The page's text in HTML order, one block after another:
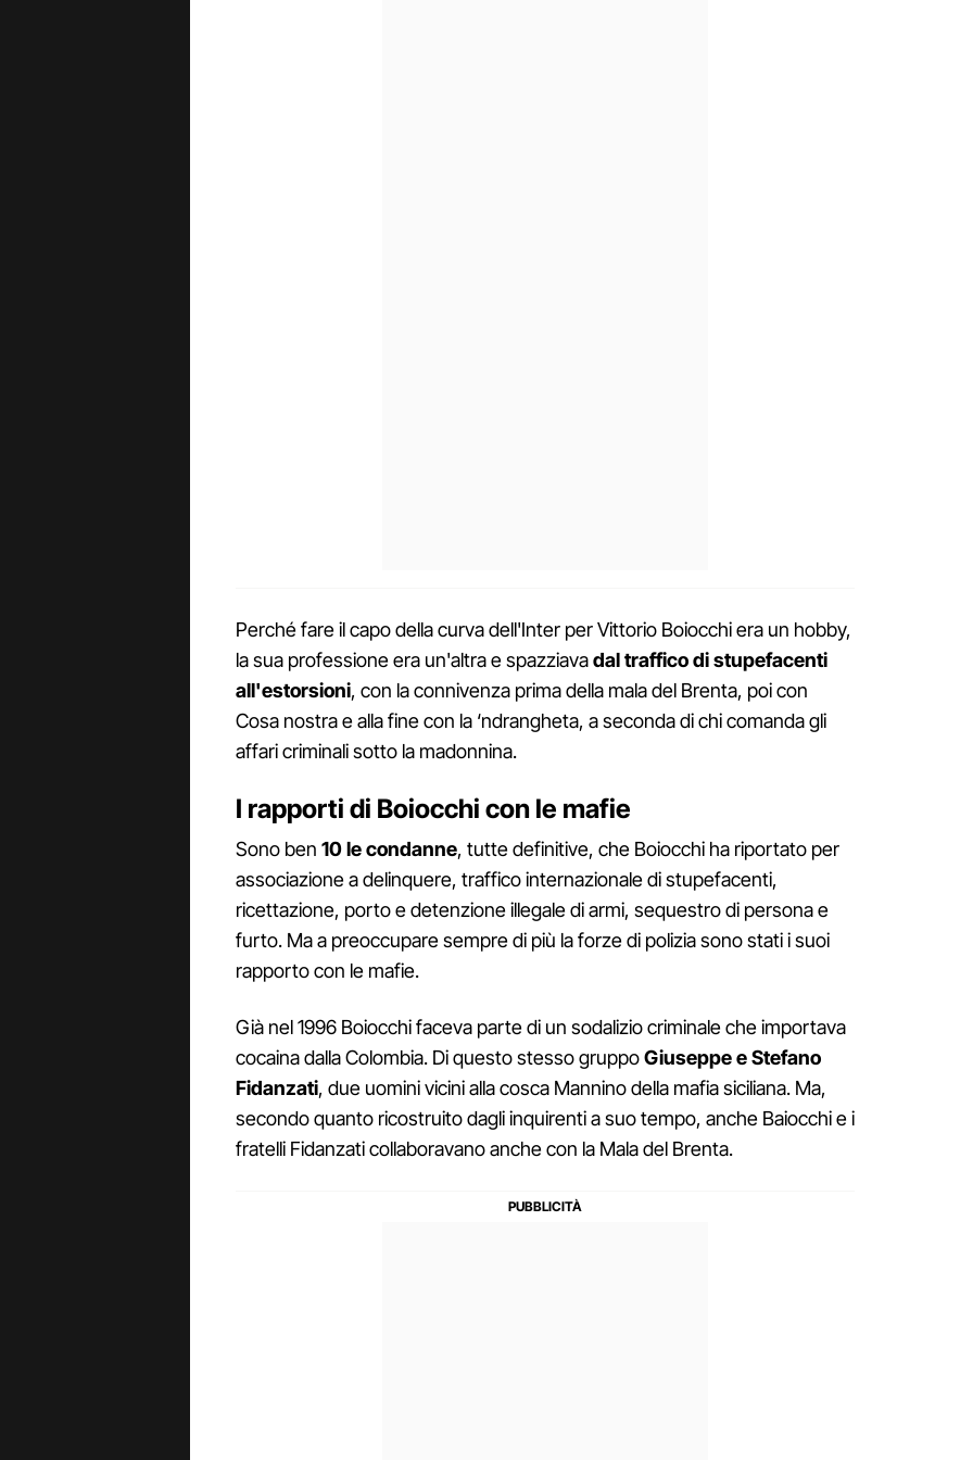
Perché fare il capo della curva dell'Inter per Vittorio Boiocchi era un hobby,
la sua professione era un'altra e spazziavadal traffico di stupefacenti
all'estorsioni, con la connivenza prima della mala del Brenta, poi con
Cosa nostra e alla fine con la ‘ndrangheta, a seconda di chi comanda gli
affari criminali sotto la madonnina.
I rapporti di Boiocchi con le mafie
Sono ben 10 le condanne, tutte definitive, che Boiocchi ha riportato per
associazione a delinquere, traffico internazionale di stupefacenti,
ricettazione, porto e detenzione illegale di armi, sequestro di persona e
furto. Ma a preoccupare sempre di più la forze di polizia sono stati i suoi
rapporto con le mafie.
Già nel 1996 Boiocchi faceva parte di un sodalizio criminale che importava
cocaina dalla Colombia. Di questo stesso gruppoGiuseppe e Stefano
Fidanzati, due uomini vicini alla cosca Mannino della mafia siciliana. Ma,
secondo quanto ricostruito dagli inquirenti a suo tempo, anche Baiocchi e i
fratelli Fidanzati collaboravano anche con la Mala del Brenta.